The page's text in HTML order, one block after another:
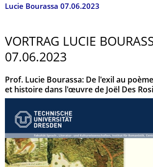
Lucie Bourassa 07.06.2023
VORTRAG LUCIE
07.06.2023
Prof. Lucie Bourassa: De l'exil au
et histoire dans l'œuvre de Joël Des